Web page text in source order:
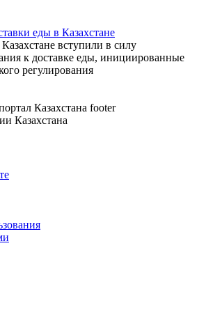
еды в Казахстане
вступили в силу
к доставке еды, инициированные
регулирования
Казахстана